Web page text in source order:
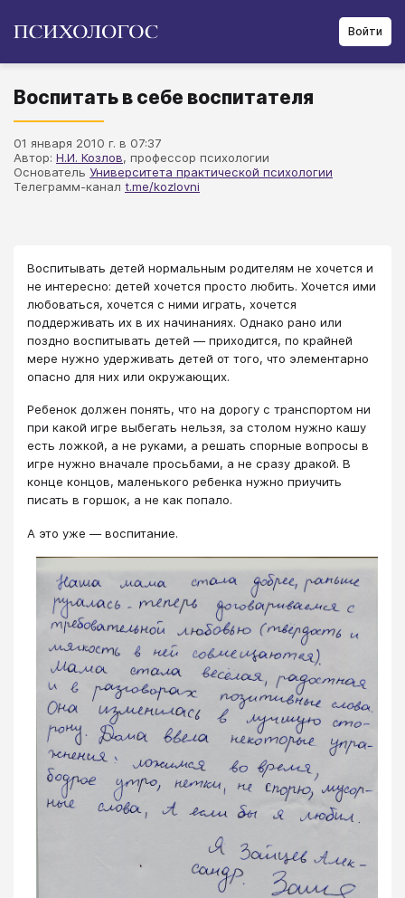
Войти
Воспитать в себе воспитателя
01 января 2010 г. в 07:37
Автор: Н.И. Козлов, профессор психологии
Основатель Университета практической психологии
Телеграмм-канал t.me/kozlovni
Воспитывать детей нормальным родителям не хочется и
не интересно: детей хочется просто любить. Хочется ими
любоваться, хочется с ними играть, хочется
поддерживать их в их начинаниях. Однако рано или
поздно воспитывать детей — приходится, по крайней
мере нужно удерживать детей от того, что элементарно
опасно для них или окружающих.
Ребенок должен понять, что на дорогу с транспортом ни
при какой игре выбегать нельзя, за столом нужно кашу
есть ложкой, а не руками, а решать спорные вопросы в
игре нужно вначале просьбами, а не сразу дракой. В
конце концов, маленького ребенка нужно приучить
писать в горшок, а не как попало.
А это уже — воспитание.